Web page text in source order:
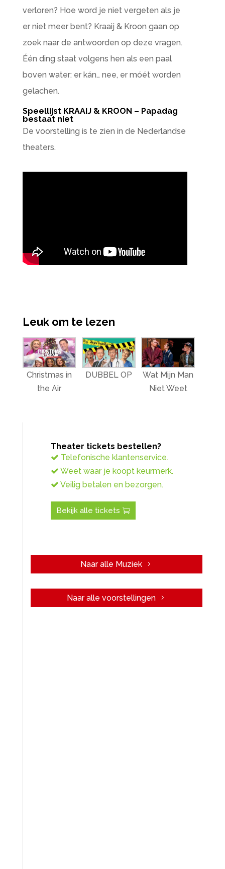
verloren? Hoe word je niet vergeten als je
er niet meer bent? Kraaij & Kroon gaan op
zoek naar de antwoorden op deze vragen.
Één ding staat volgens hen als een paal
boven water: er kán… nee, er móét worden
gelachen.
Speellijst KRAAIJ & KROON – Papadag
bestaat niet
De voorstelling is te zien in de Nederlandse
theaters.
Leuk om te lezen
Christmas in
the Air
DUBBEL OP
Wat Mijn Man
Niet Weet
Theater tickets bestellen?
Telefonische klantenservice.
Weet waar je koopt keurmerk.
Veilig betalen en bezorgen.
Bekijk alle tickets
Naar alle Muziek
Naar alle voorstellingen